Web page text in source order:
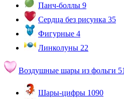
Панч-боллы 9
Сердца без рисунка 35
Фигурные 4
Линколуны 22
Воздушные шары из фольги
Шары-цифры 1090